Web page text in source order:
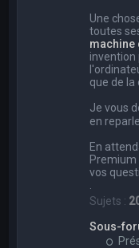
Une
toutes
machine
invention
que de la
Je vous
en
En
vos
Sujets :
Sous-